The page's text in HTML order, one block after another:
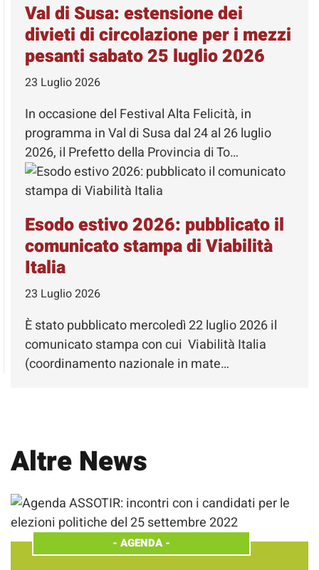
Val di Susa: estensione dei
divieti di circolazione per i mezzi
pesanti sabato 25 luglio 2026
23 Luglio 2026
In occasione del Festival Alta Felicità, in
programma in Val di Susa dal 24 al 26 luglio
2026, il Prefetto della Provincia di To…
Esodo estivo 2026: pubblicato il
comunicato stampa di Viabilità
Italia
23 Luglio 2026
È stato pubblicato mercoledì 22 luglio 2026 il
comunicato stampa con cui Viabilità Italia
(coordinamento nazionale in mate…
Altre News
- AGENDA-